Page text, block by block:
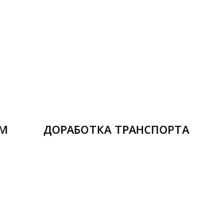
ДОРАБОТКА ТРАНСПОРТА